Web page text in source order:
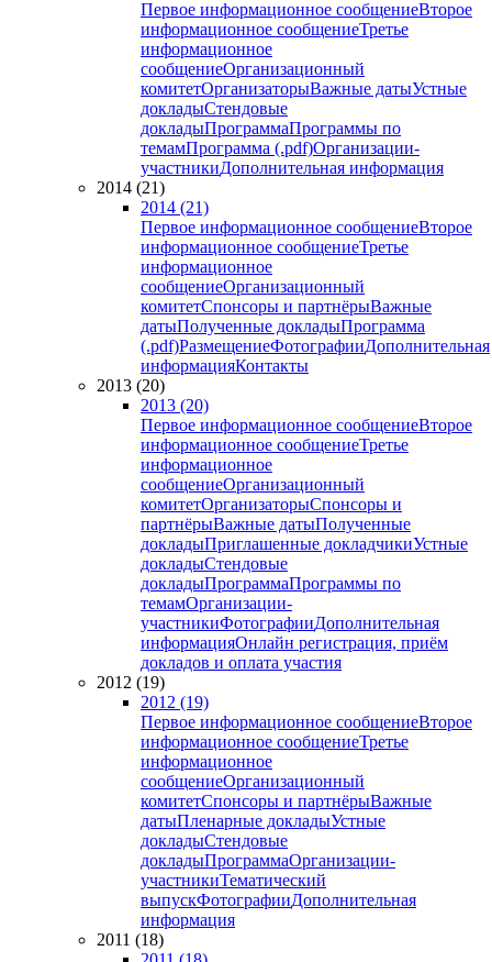
Первое информационное сообщениеВторое
информационное сообщениеТретье
информационное
сообщениеОрганизационный
комитетОрганизаторыВажные датыУстные
докладыСтендовые
докладыПрограммаПрограммы по
темамПрограмма (.pdf)Организации-
участникиДополнительная информация
2014 (21)
2014 (21)
Первое информационное сообщениеВторое
информационное сообщениеТретье
информационное
сообщениеОрганизационный
комитетСпонсоры и партнёрыВажные
датыПолученные докладыПрограмма
(.pdf)РазмещениеФотографииДополнительная
информацияКонтакты
2013 (20)
2013 (20)
Первое информационное сообщениеВторое
информационное сообщениеТретье
информационное
сообщениеОрганизационный
комитетОрганизаторыСпонсоры и
партнёрыВажные датыПолученные
докладыПриглашенные докладчикиУстные
докладыСтендовые
докладыПрограммаПрограммы по
темамОрганизации-
участникиФотографииДополнительная
информацияОнлайн регистрация, приём
докладов и оплата участия
2012 (19)
2012 (19)
Первое информационное сообщениеВторое
информационное сообщениеТретье
информационное
сообщениеОрганизационный
комитетСпонсоры и партнёрыВажные
датыПленарные докладыУстные
докладыСтендовые
докладыПрограммаОрганизации-
участникиТематический
выпускФотографииДополнительная
информация
2011 (18)